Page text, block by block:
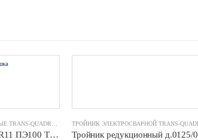
TRANS-QUADROЗАГЛУШКА ЭЛЕКТРОСВАРНАЯ TRANS-QUADRO
Заглушка д.0020 SDR11 ПЭ100 TRANS-QUADRO